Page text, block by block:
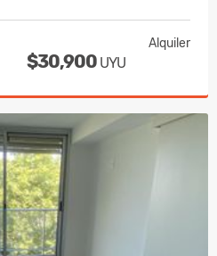
Alquiler
$30,900 UYU